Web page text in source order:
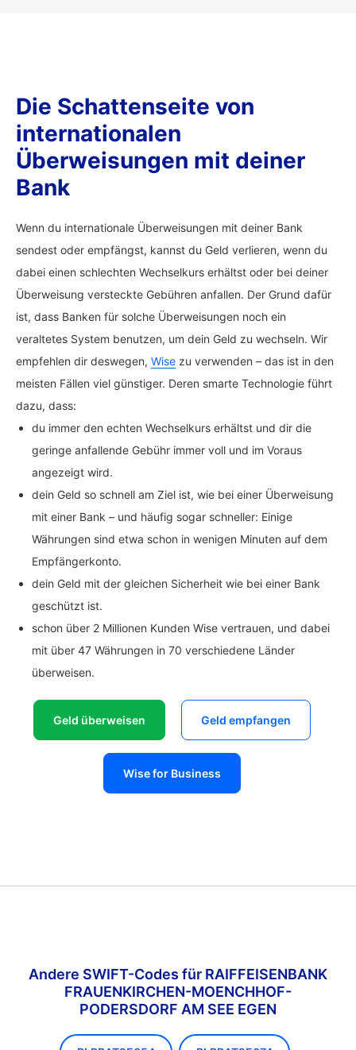
Die Schattenseite von
internationalen
Überweisungen mit deiner
Bank
Wenn du internationale Überweisungen mit deiner Bank
sendest oder empfängst, kannst du Geld verlieren, wenn du
dabei einen schlechten Wechselkurs erhältst oder bei deiner
Überweisung versteckte Gebühren anfallen. Der Grund dafür
ist, dass Banken für solche Überweisungen noch ein
veraltetes System benutzen, um dein Geld zu wechseln. Wir
empfehlen dir deswegen, Wise zu verwenden – das ist in den
meisten Fällen viel günstiger. Deren smarte Technologie führt
dazu, dass:
du immer den echten Wechselkurs erhältst und dir die
geringe anfallende Gebühr immer voll und im Voraus
angezeigt wird.
dein Geld so schnell am Ziel ist, wie bei einer Überweisung
mit einer Bank – und häufig sogar schneller: Einige
Währungen sind etwa schon in wenigen Minuten auf dem
Empfängerkonto.
dein Geld mit der gleichen Sicherheit wie bei einer Bank
geschützt ist.
schon über 2 Millionen Kunden Wise vertrauen, und dabei
mit über 47 Währungen in 70 verschiedene Länder
überweisen.
Geld überweisen Geld empfangen
Wise for Business
Andere SWIFT-Codes für RAIFFEISENBANK
FRAUENKIRCHEN-MOENCHHOF-
PODERSDORF AM SEE EGEN